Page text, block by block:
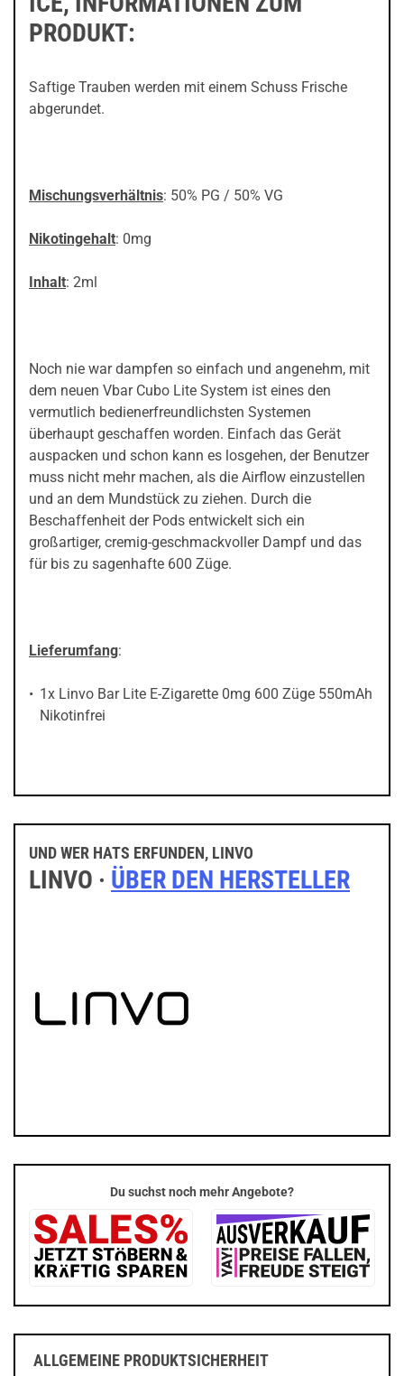
PRODUKT:
Saftige Trauben werden mit einem Schuss Frische
abgerundet.
Mischungsverhältnis: 50% PG / 50% VG
Nikotingehalt: 0mg
Inhalt: 2ml
Noch nie war dampfen so einfach und angenehm, mit
dem neuen Vbar Cubo Lite System ist eines den
vermutlich bedienerfreundlichsten Systemen
überhaupt geschaffen worden. Einfach das Gerät
auspacken und schon kann es losgehen, der Benutzer
muss nicht mehr machen, als die Airflow einzustellen
und an dem Mundstück zu ziehen. Durch die
Beschaffenheit der Pods entwickelt sich ein
großartiger, cremig-geschmackvoller Dampf und das
für bis zu sagenhafte 600 Züge.
Lieferumfang:
1x Linvo Bar Lite E-Zigarette 0mg 600 Züge 550mAh
Nikotinfrei
UND WER HATS ERFUNDEN, LINVO
LINVO · ÜBER DEN HERSTELLER
Du suchst noch mehr Angebote?
ALLGEMEINE PRODUKTSICHERHEIT